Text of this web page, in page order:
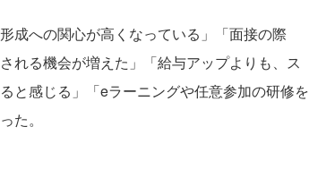
成への関心が高くなっている」「面接の際
れる機会が増えた」「給与アップよりも、ス
と感じる」「eラーニングや任意参加の研修を
た。